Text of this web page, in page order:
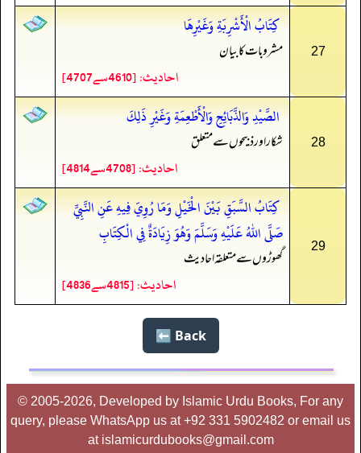
27
كِتَابُ الْأَشْرِبَةِ وَغَيْرِهَا
مشروبات کا بیان
احادیث: [4610سے4707]
28
الصَّيْدِ وَالذَّبَائِحِ وَالْأَطْعِمَةِ وَغَيْرِ ذَلِكَ
شکار اور ذبیحوں سے متعلق
احادیث: [4708سے4814]
29
كِتَابُ السَّبَقِ بَيْنَ الْخَيْلِ وَمَا رُوِيَ فِيهِ عَنِ النَّبِيِّ
صَلَّى اللهُ عَلَيْهِ وَسَلَّمَ وَهُوَ زِيَادَةٌ فِي الْكِتَابِ
گھوڑوں سے متعلقہ احادیث
احادیث: [4815سے4836]
Back ⬅️
© 2005-2026, Developed by Islamic Urdu Books, For any
query, please WhatsApp us at +92 331 5902482 or email us
at islamicurdubooks@gmail.com